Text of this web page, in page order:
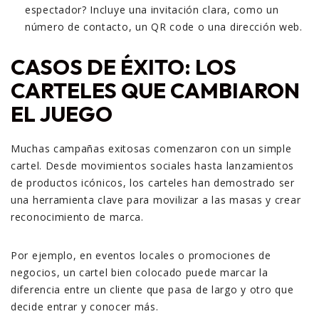
espectador? Incluye una invitación clara, como un
número de contacto, un QR code o una dirección web.
CASOS DE ÉXITO: LOS
CARTELES QUE CAMBIARON
EL JUEGO
Muchas campañas exitosas comenzaron con un simple
cartel. Desde movimientos sociales hasta lanzamientos
de productos icónicos, los carteles han demostrado ser
una herramienta clave para movilizar a las masas y crear
reconocimiento de marca.
Por ejemplo, en eventos locales o promociones de
negocios, un cartel bien colocado puede marcar la
diferencia entre un cliente que pasa de largo y otro que
decide entrar y conocer más.